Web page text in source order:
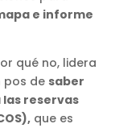
e informe
qué no, lidera
pos de saber
reservas
que es